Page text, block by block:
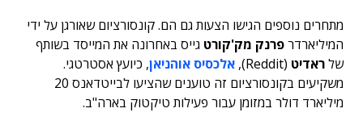
מתחרים נוספים הגישו הצעות גם הם. קונסורציום שאורגן על ידי
המיליארדרפרנק מק'קורט גייס באחרונה את המייסד בשותף
שלראדיט (Reddit), אלכסיס אוהניאן, כיועץ אסטרטגי.
משקיעים בקונסורציום זה טוענים שהציעו לבייטדאנס 20
מיליארד דולר במזומן עבור פעילות טיקטוק בארה"ב.